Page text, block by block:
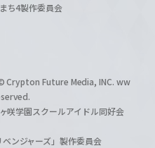
ち4製作委員会
Future Media, INC. ww
咲学園スクールアイドル同好会
ンジャーズ」製作委員会